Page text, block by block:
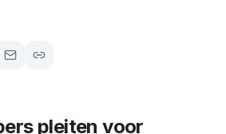
pleiten voor